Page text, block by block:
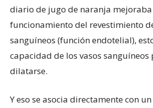
diario de jugo de naranja mejoraba
funcionamiento del revestimiento
sanguíneos (función endotelial),
capacidad de los vasos
dilatarse.
Y eso se asocia directamente con